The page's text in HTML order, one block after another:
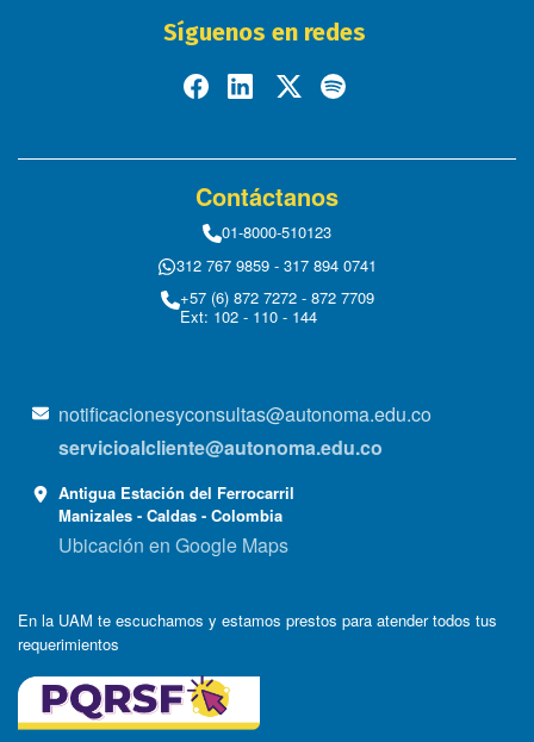
Síguenos en redes
Contáctanos
01-8000-510123
312 767 9859 - 317 894 0741
+57 (6) 872 7272 - 872 7709
Ext: 102 - 110 - 144
notificacionesyconsultas@autonoma.edu.co
servicioalcliente@autonoma.edu.co
Antigua Estación del Ferrocarril
Manizales - Caldas - Colombia
Ubicación en Google Maps
En la UAM te escuchamos y estamos prestos para atender todos tus
requerimientos